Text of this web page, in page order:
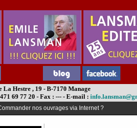
La Hestre , 19 - B-7170 Manage
69 77 20 - Fax : --- - E-mail :
nos ouvrages via Internet ?